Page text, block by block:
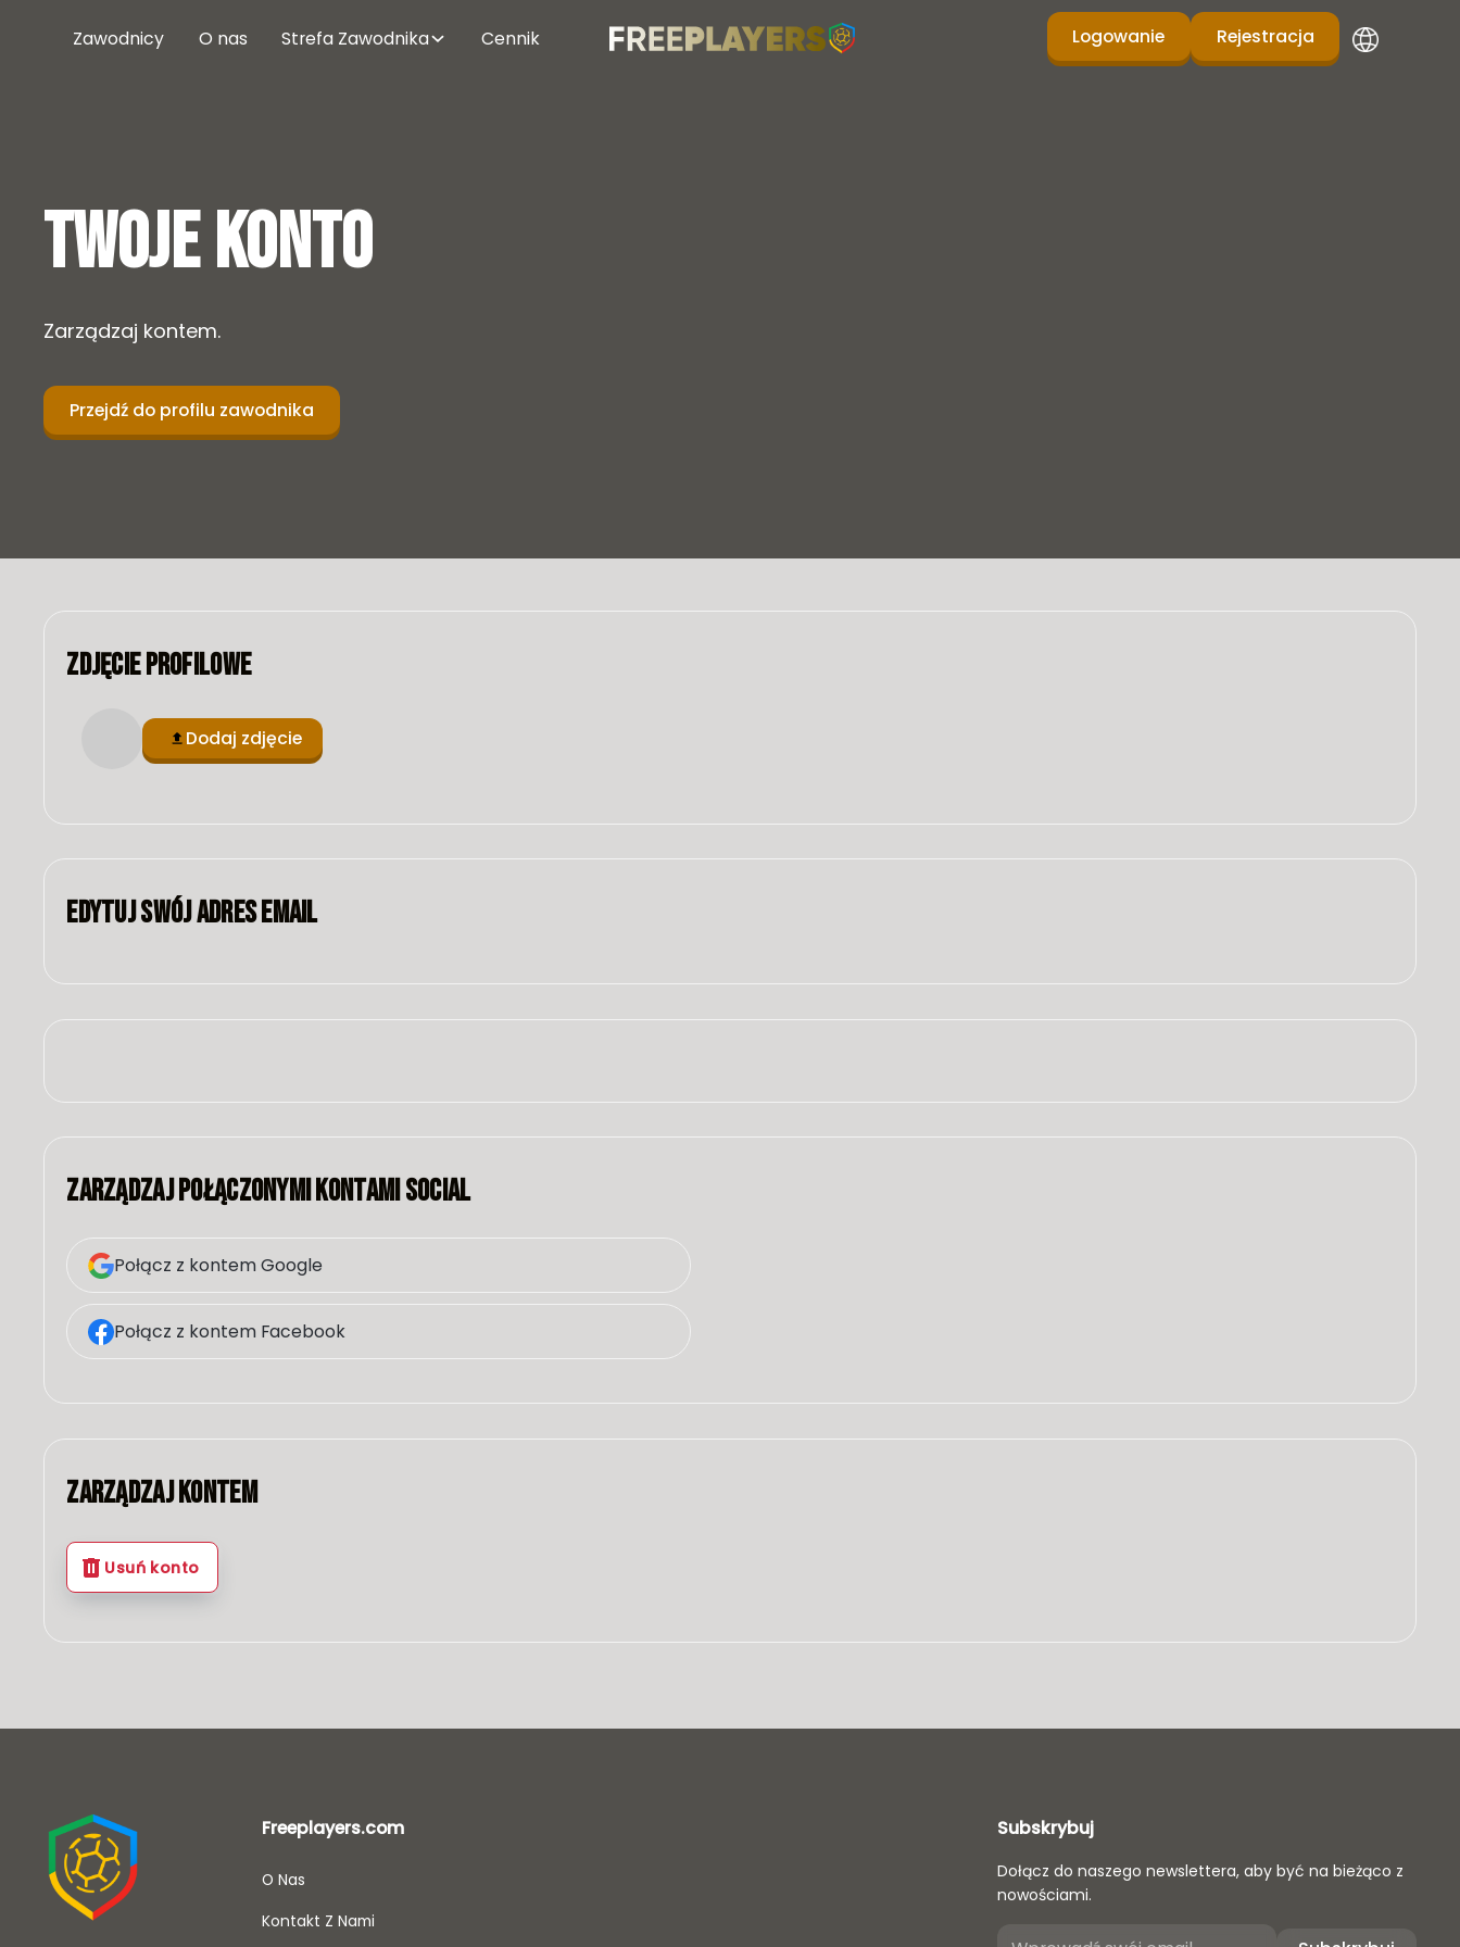
Zawodnicy O nas Strefa Zawodnika Cennik Logowanie Rejestracja
Twoje konto
Zarządzaj kontem.
Przejdź do profilu zawodnika
Zdjęcie profilowe
Dodaj zdjęcie
Edytuj swój adres email
Zarządzaj połączonymi kontami social
Połącz z kontem Google
Połącz z kontem Facebook
Zarządzaj Kontem
Usuń konto
Freeplayers.com
O Nas
Kontakt Z Nami
Subskrybuj
Dołącz do naszego newslettera, aby być na bieżąco z
nowościami.